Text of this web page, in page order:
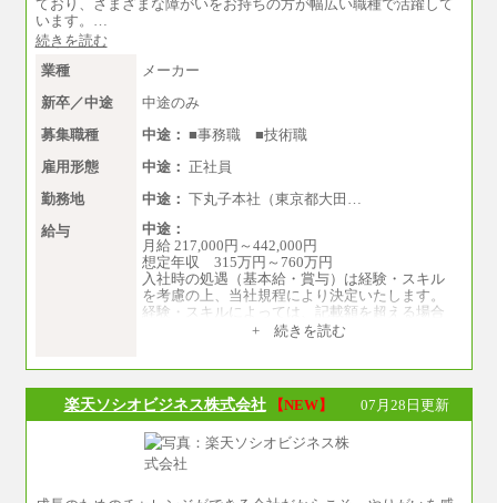
ており、さまざまな障がいをお持ちの方が幅広い職種で活躍して
います。…
続きを読む
業種
メーカー
新卒／中途
中途のみ
募集職種
中途： ■事務職 ■技術職
雇用形態
中途： 正社員
勤務地
中途： 下丸子本社（東京都大田…
給与
中途：
月給 217,000円～442,000円
想定年収 315万円～760万円
入社時の処遇（基本給・賞与）は経験・スキル
を考慮の上、当社規程により決定いたします。
経験・スキルによっては、記載額を超える場合
+ 続きを読む
楽天ソシオビジネス株式会社 【NEW】 07月28日更新